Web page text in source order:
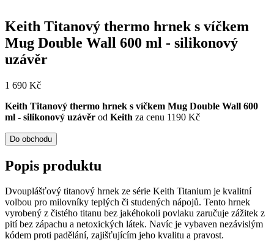
Keith Titanový thermo hrnek s víčkem
Mug Double Wall 600 ml - silikonový
uzávěr
1 690 Kč
Keith Titanový thermo hrnek s víčkem Mug Double Wall 600
ml - silikonový uzávěr od Keith za cenu 1190 Kč
Do obchodu
Popis produktu
Dvouplášťový titanový hrnek ze série Keith Titanium je kvalitní
volbou pro milovníky teplých či studených nápojů. Tento hrnek
vyrobený z čistého titanu bez jakéhokoli povlaku zaručuje zážitek z
pití bez zápachu a netoxických látek. Navíc je vybaven nezávislým
kódem proti padělání, zajišťujícím jeho kvalitu a pravost.